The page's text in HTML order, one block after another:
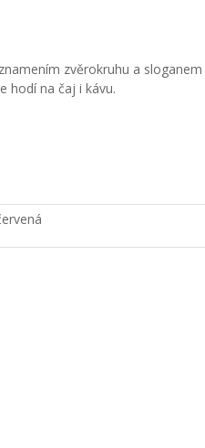
zvěrokruhu a
hodí na čaj i kávu.